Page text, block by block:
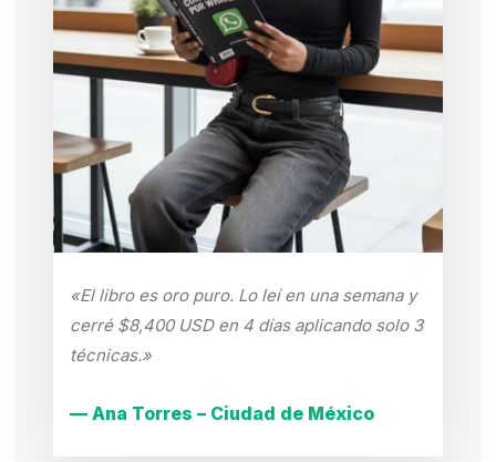
«El libro es oro puro. Lo leí en una semana y
cerré $8,400 USD en 4 días aplicando solo 3
técnicas.»
— Ana Torres – Ciudad de México